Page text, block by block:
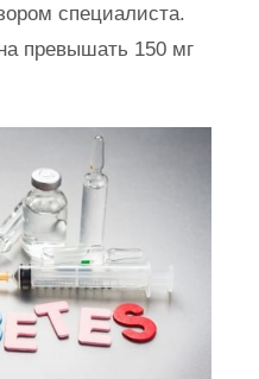
специалиста.
превышать 150 мг